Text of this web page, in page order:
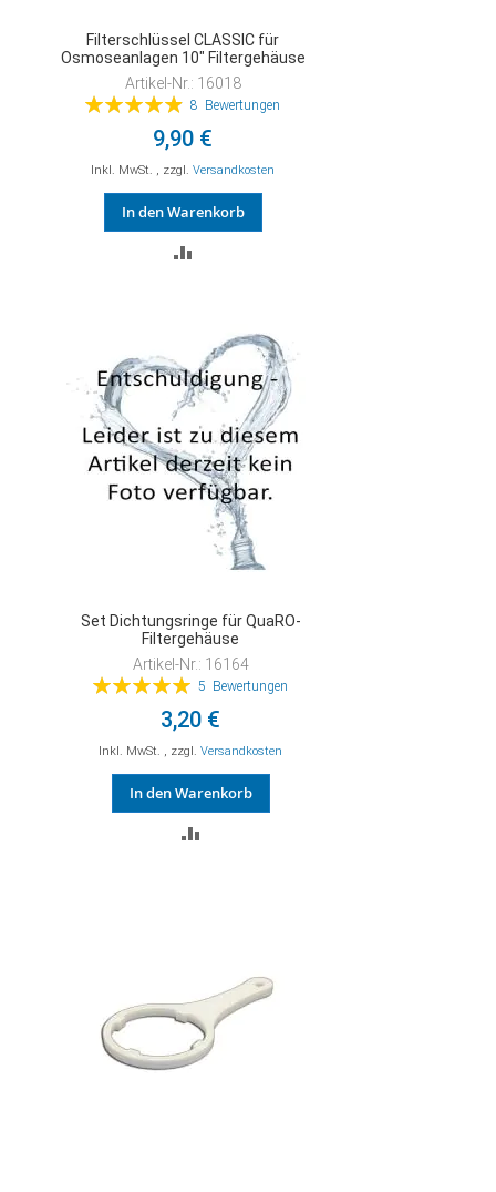
Filterschlüssel CLASSIC für
Osmoseanlagen 10" Filtergehäuse
Artikel-Nr.: 16018
Bewertung:
8 Bewertungen
9,90 €
Inkl. MwSt. , zzgl. Versandkosten
In den Warenkorb
Set Dichtungsringe für QuaRO-
Filtergehäuse
Artikel-Nr.: 16164
Bewertung:
5 Bewertungen
3,20 €
Inkl. MwSt. , zzgl.Versandkosten
In den Warenkorb